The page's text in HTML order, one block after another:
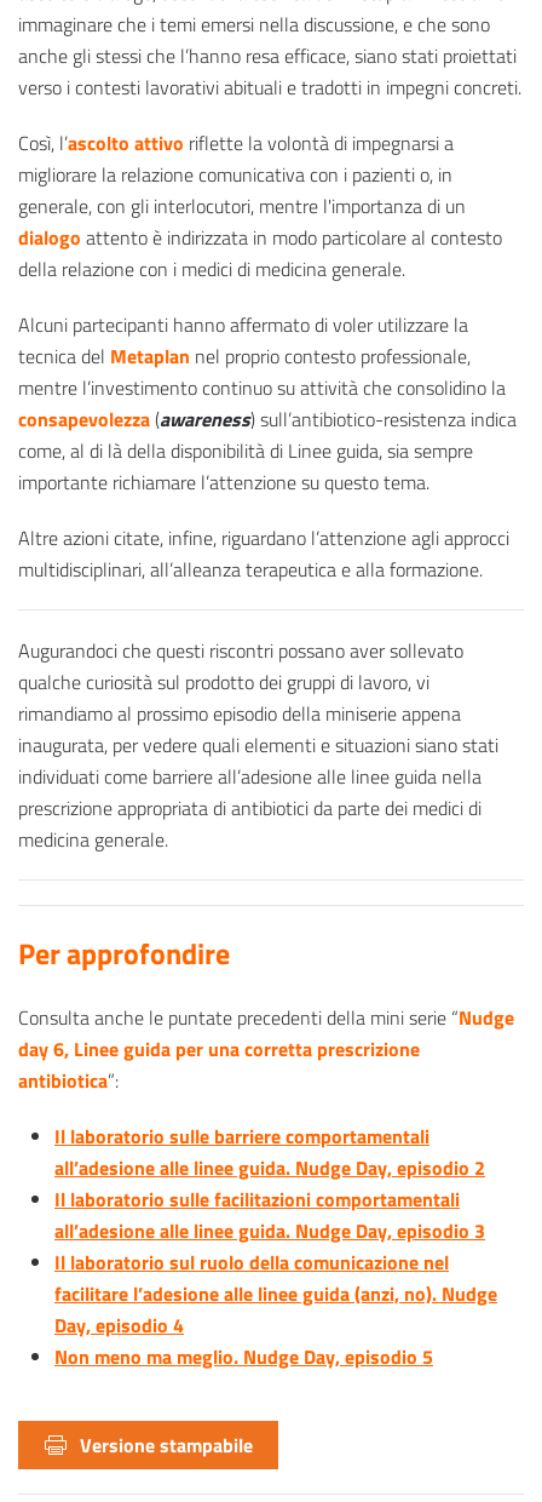
immaginare che i temi emersi nella discussione, e che sono
anche gli stessi che l’hanno resa efficace, siano stati proiettati
verso i contesti lavorativi abituali e tradotti in impegni concreti.
Così, l’ascolto attivo riflette la volontà di impegnarsi a
migliorare la relazione comunicativa con i pazienti o, in
generale, con gli interlocutori, mentre l'importanza di un
dialogo attento è indirizzata in modo particolare al contesto
della relazione con i medici di medicina generale.
Alcuni partecipanti hanno affermato di voler utilizzare la
tecnica del Metaplan nel proprio contesto professionale,
mentre l’investimento continuo su attività che consolidino la
consapevolezza(awareness) sull’antibiotico-resistenza indica
come, al di là della disponibilità di Linee guida, sia sempre
importante richiamare l’attenzione su questo tema.
Altre azioni citate, infine, riguardano l’attenzione agli approcci
multidisciplinari, all’alleanza terapeutica e alla formazione.
Augurandoci che questi riscontri possano aver sollevato
qualche curiosità sul prodotto dei gruppi di lavoro, vi
rimandiamo al prossimo episodio della miniserie appena
inaugurata, per vedere quali elementi e situazioni siano stati
individuati come barriere all’adesione alle linee guida nella
prescrizione appropriata di antibiotici da parte dei medici di
medicina generale.
Per approfondire
Consulta anche le puntate precedenti della mini serie “Nudge
day 6, Linee guida per una corretta prescrizione
antibiotica”:
Il laboratorio sulle barriere comportamentali
all’adesione alle linee guida. Nudge Day, episodio 2
Il laboratorio sulle facilitazioni comportamentali
all’adesione alle linee guida. Nudge Day, episodio 3
Il laboratorio sul ruolo della comunicazione nel
facilitare l’adesione alle linee guida (anzi, no). Nudge
Day, episodio 4
Non meno ma meglio. Nudge Day, episodio 5
Versione stampabile